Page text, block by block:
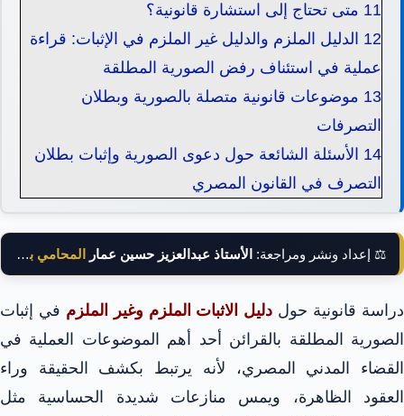
11 متى تحتاج إلى استشارة قانونية؟
12 الدليل الملزم والدليل غير الملزم في الإثبات: قراءة
عملية في استئناف رفض الصورية المطلقة
13 موضوعات قانونية متصلة بالصورية وبطلان
التصرفات
14 الأسئلة الشائعة حول دعوى الصورية وإثبات بطلان
التصرف في القانون المصري
⚖️ إعداد ونشر ومراجعة: الأستاذ عبدالعزيز حسين عمار المحامي بالنقض
دراسة قانونية حول دليل الاثبات الملزم وغير الملزم في إثبات
الصورية المطلقة بالقرائن أحد أهم الموضوعات العملية في
القضاء المدني المصري، لأنه يرتبط بكشف الحقيقة وراء
العقود الظاهرة، ويمس منازعات شديدة الحساسية مثل